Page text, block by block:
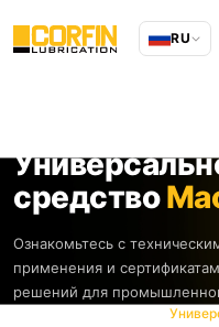
RU
средство
Ознакомьтесь с
применения и
решений для